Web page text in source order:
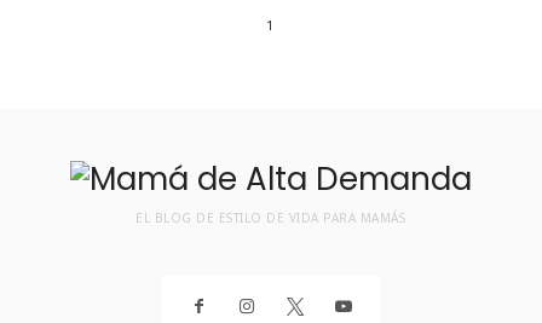
1
EL BLOG DE ESTILO DE VIDA PARA MAMÁS